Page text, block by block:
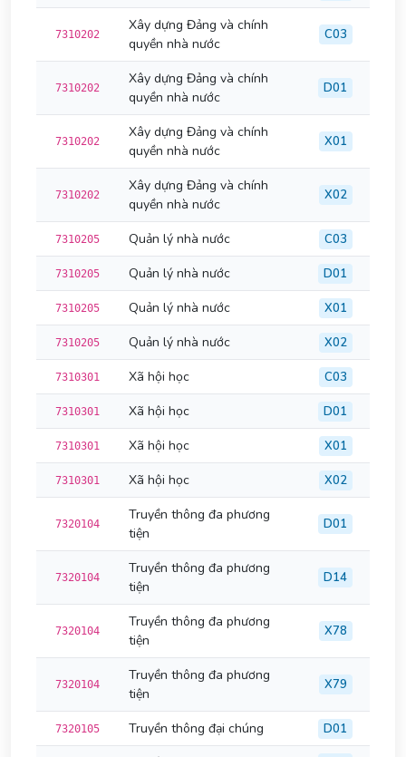
7310202
Xây dựng Đảng và chính
quyền nhà nước
C03
7310202
Xây dựng Đảng và chính
quyền nhà nước
D01
7310202
Xây dựng Đảng và chính
quyền nhà nước
X01
7310202
Xây dựng Đảng và chính
quyền nhà nước
X02
7310205 Quản lý nhà nước C03
7310205 Quản lý nhà nước D01
7310205 Quản lý nhà nước X01
7310205 Quản lý nhà nước X02
7310301 Xã hội học C03
7310301 Xã hội học D01
7310301 Xã hội học X01
7310301 Xã hội học X02
7320104
Truyền thông đa phương
tiện
D01
7320104
Truyền thông đa phương
tiện
D14
7320104
Truyền thông đa phương
tiện
X78
7320104
Truyền thông đa phương
tiện
X79
7320105 Truyền thông đại chúng D01